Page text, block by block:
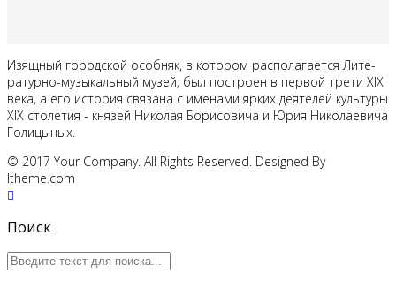
Изящ­ный го­род­ской особ­няк, в ко­то­ром рас­по­ла­га­ет­ся Ли­те­
ра­тур­но-му­зы­каль­ный му­зей, был по­стро­ен в пер­вой тре­ти XIX
ве­ка, а его ис­то­рия свя­за­на с име­на­ми яр­ких де­я­те­лей куль­ту­ры
XIX сто­ле­тия - кня­зей Ни­ко­лая Бо­ри­со­ви­ча и Юрия Ни­ко­ла­е­ви­ча
Го­ли­цы­ных.
© 2017 Your Company. All Rights Reserved. Designed By
ltheme.com
Поиск